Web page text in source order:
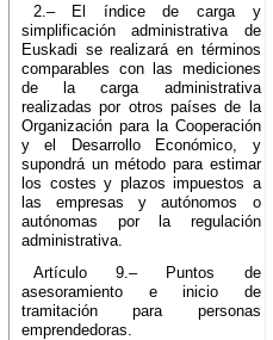
2.– El índice de carga y
simplificación administrativa de
Euskadi se realizará en términos
comparables con las mediciones
de la carga administrativa
realizadas por otros países de la
Organización para la Cooperación
y el Desarrollo Económico, y
supondrá un método para estimar
los costes y plazos impuestos a
las empresas y autónomos o
autónomas por la regulación
administrativa.
Artículo 9.– Puntos de
asesoramiento e inicio de
tramitación para personas
emprendedoras.